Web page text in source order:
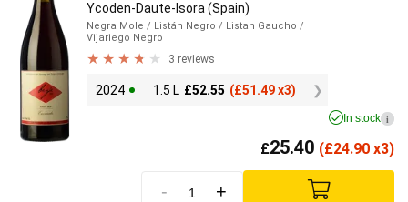
Ycoden-Daute-Isora (Spain)
Negra Mole / Listán Negro / Listan Gaucho /
Vijariego Negro
3 reviews
2024 1.5 L £52.55 (£51.49 x3)
In stock i
£25.40 (£24.90 x3)
- +